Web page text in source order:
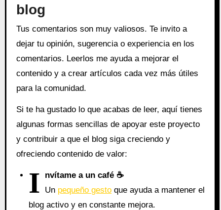
blog
Tus comentarios son muy valiosos. Te invito a
dejar tu opinión, sugerencia o experiencia en los
comentarios. Leerlos me ayuda a mejorar el
contenido y a crear artículos cada vez más útiles
para la comunidad.
Si te ha gustado lo que acabas de leer, aquí tienes
algunas formas sencillas de apoyar este proyecto
y contribuir a que el blog siga creciendo y
ofreciendo contenido de valor:
I
nvítame a un café ☕
Un pequeño gesto que ayuda a mantener el
blog activo y en constante mejora.